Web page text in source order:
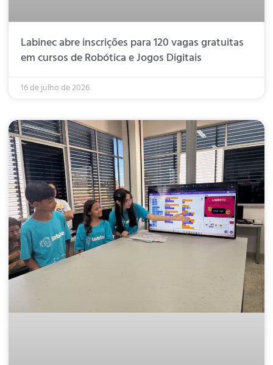
Labinec abre inscrições para 120 vagas gratuitas
em cursos de Robótica e Jogos Digitais
16 de julho de 2026